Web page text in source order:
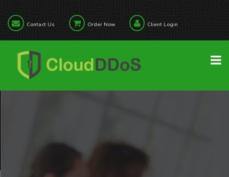
Contact Us Order Now Client Login